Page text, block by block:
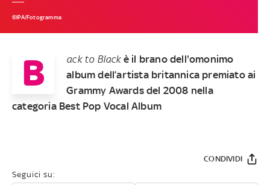
©IPA/Fotogramma
B ack to Blackè il brano dell'omonimo
album dell’artista britannica premiato ai
Grammy Awards del 2008 nella
categoria Best Pop Vocal Album
Seguici su:
CONDIVIDI